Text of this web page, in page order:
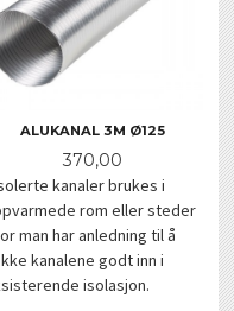
ALUKANAL 3M Ø125
Pris
370,00
kanaler brukes i
rom eller steder
man har anledning til å
kanalene godt inn i
isolasjon.